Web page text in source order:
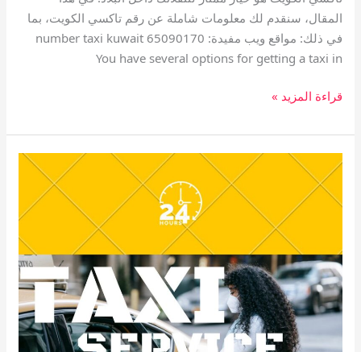
المقال، سنقدم لك معلومات شاملة عن رقم تاكسي الكويت، بما
في ذلك: مواقع ويب مفيدة: number taxi kuwait 65090170
You have several options for getting a taxi in
قراءة المزيد »
تاكسي
عبد
الله